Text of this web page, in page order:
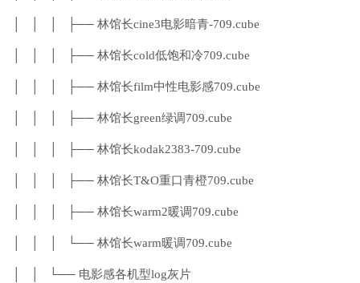
│ │ │ ├── 林馆长cine3电影暗青-709.cube
│ │ │ ├── 林馆长cold低饱和冷709.cube
│ │ │ ├── 林馆长film中性电影感709.cube
│ │ │ ├── 林馆长green绿调709.cube
│ │ │ ├── 林馆长kodak2383-709.cube
│ │ │ ├── 林馆长T&O重口青橙709.cube
│ │ │ ├── 林馆长warm2暖调709.cube
│ │ │ └── 林馆长warm暖调709.cube
│ │ └── 电影感各机型log灰片